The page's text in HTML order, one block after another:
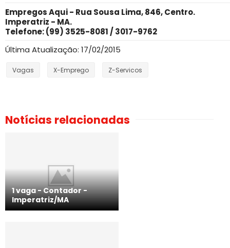
Empregos Aqui - Rua Sousa Lima, 846, Centro.
Imperatriz - MA.
Telefone: (99) 3525-8081 / 3017-9762
Última Atualização: 17/02/2015
Vagas X-Emprego Z-Servicos
Notícias relacionadas
1 vaga - Contador -
Imperatriz/MA